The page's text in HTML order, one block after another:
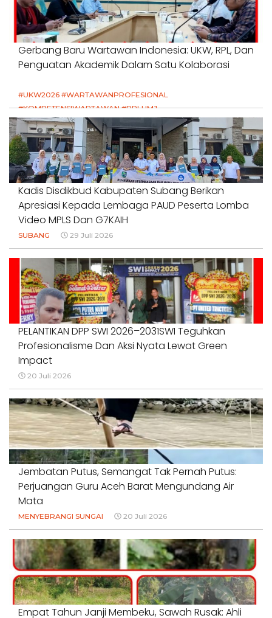
Gerbang Baru Wartawan Indonesia: UKW, RPL, Dan
Penguatan Akademik Dalam Satu Kolaborasi
#UKW2026 #WARTAWANPROFESIONAL
#KOMPETENSIWARTAWAN #RPLUMJ
#PENDIDIKANWARTAWAN #SWINASIONAL #SWIJABAR
1 Agustus 2026
Kadis Disdikbud Kabupaten Subang Berikan
Apresiasi Kepada Lembaga PAUD Peserta Lomba
Video MPLS Dan G7KAIH
SUBANG 29 Juli 2026
PELANTIKAN DPP SWI 2026–2031SWI Teguhkan
Profesionalisme Dan Aksi Nyata Lewat Green
Impact
20 Juli 2026
Jembatan Putus, Semangat Tak Pernah Putus:
Perjuangan Guru Aceh Barat Mengundang Air
Mata
MENYEBRANGI SUNGAI 20 Juli 2026
Empat Tahun Janji Membeku, Sawah Rusak: Ahli